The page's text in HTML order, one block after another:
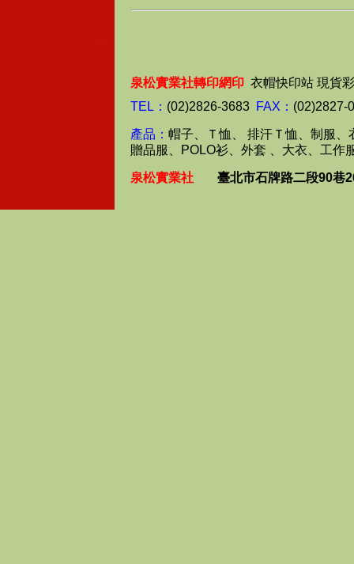
泉松實業社轉印網印 衣帽快印站 現貨
TEL： (02)2826-3683 FAX： (02)2827-
產品： 帽子、Ｔ恤、 排汗Ｔ恤、制服
贈品服、POLO衫、外套 、大衣、工作
泉松實業社 臺北市石牌路二段90巷